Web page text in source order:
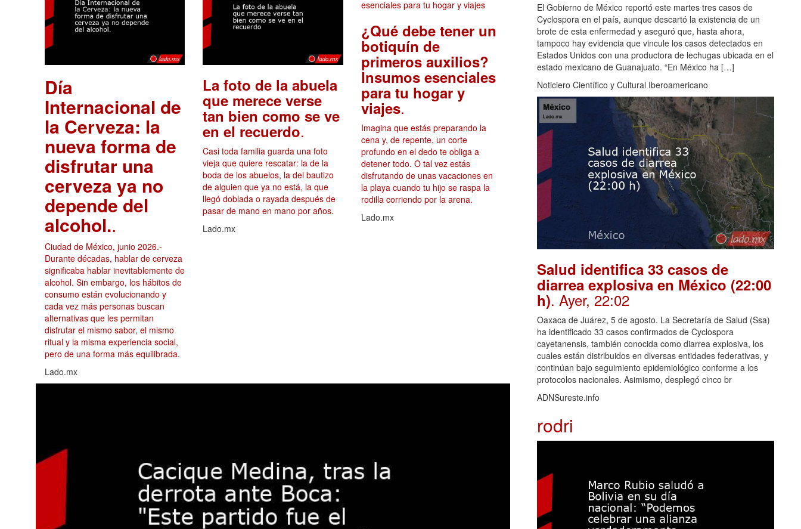
Día
Internacional de
la Cerveza: la
nueva forma de
disfrutar una
cerveza ya no
depende del
alcohol..
Ciudad de México, junio 2026.-
Durante décadas, hablar de cerveza
significaba hablar inevitablemente de
alcohol. Sin embargo, los hábitos de
consumo están evolucionando y
cada vez más personas buscan
alternativas que les permitan
disfrutar el mismo sabor, el mismo
ritual y la misma experiencia social,
pero de una forma más equilibrada.
Lado.mx
La foto de la abuela
que merece verse
tan bien como se ve
en el recuerdo.
Casi toda familia guarda una foto
vieja que quiere rescatar: la de la
boda de los abuelos, la del bautizo
de alguien que ya no está, la que
llegó doblada o rayada después de
pasar de mano en mano por años.
Lado.mx
¿Qué debe tener un
botiquín de
primeros auxilios?
Insumos esenciales
para tu hogar y
viajes.
Imagina que estás preparando la
cena y, de repente, un corte
profundo en el dedo te obliga a
detener todo. O tal vez estás
disfrutando de unas vacaciones en
la playa cuando tu hijo se raspa la
rodilla corriendo por la arena.
Lado.mx
El Gobierno de México reportó este martes tres casos de
Cyclospora en el país, aunque descartó la existencia de un
brote de esta enfermedad y aseguró que, hasta ahora,
tampoco hay evidencia que vincule los casos detectados en
Estados Unidos con una productora de lechugas ubicada en el
estado mexicano de Guanajuato. “En México ha […]
Noticiero Científico y Cultural Iberoamericano
Salud identifica 33 casos de
diarrea explosiva en México (22:00
h). Ayer, 22:02
Oaxaca de Juárez, 5 de agosto. La Secretaría de Salud (Ssa)
ha identificado 33 casos confirmados de Cyclospora
cayetanensis, también conocida como diarrea explosiva, los
cuales están distribuidos en diversas entidades federativas, y
continúan bajo seguimiento epidemiológico conforme a los
protocolos nacionales. Asimismo, desplegó cinco br
ADNSureste.info
rodri